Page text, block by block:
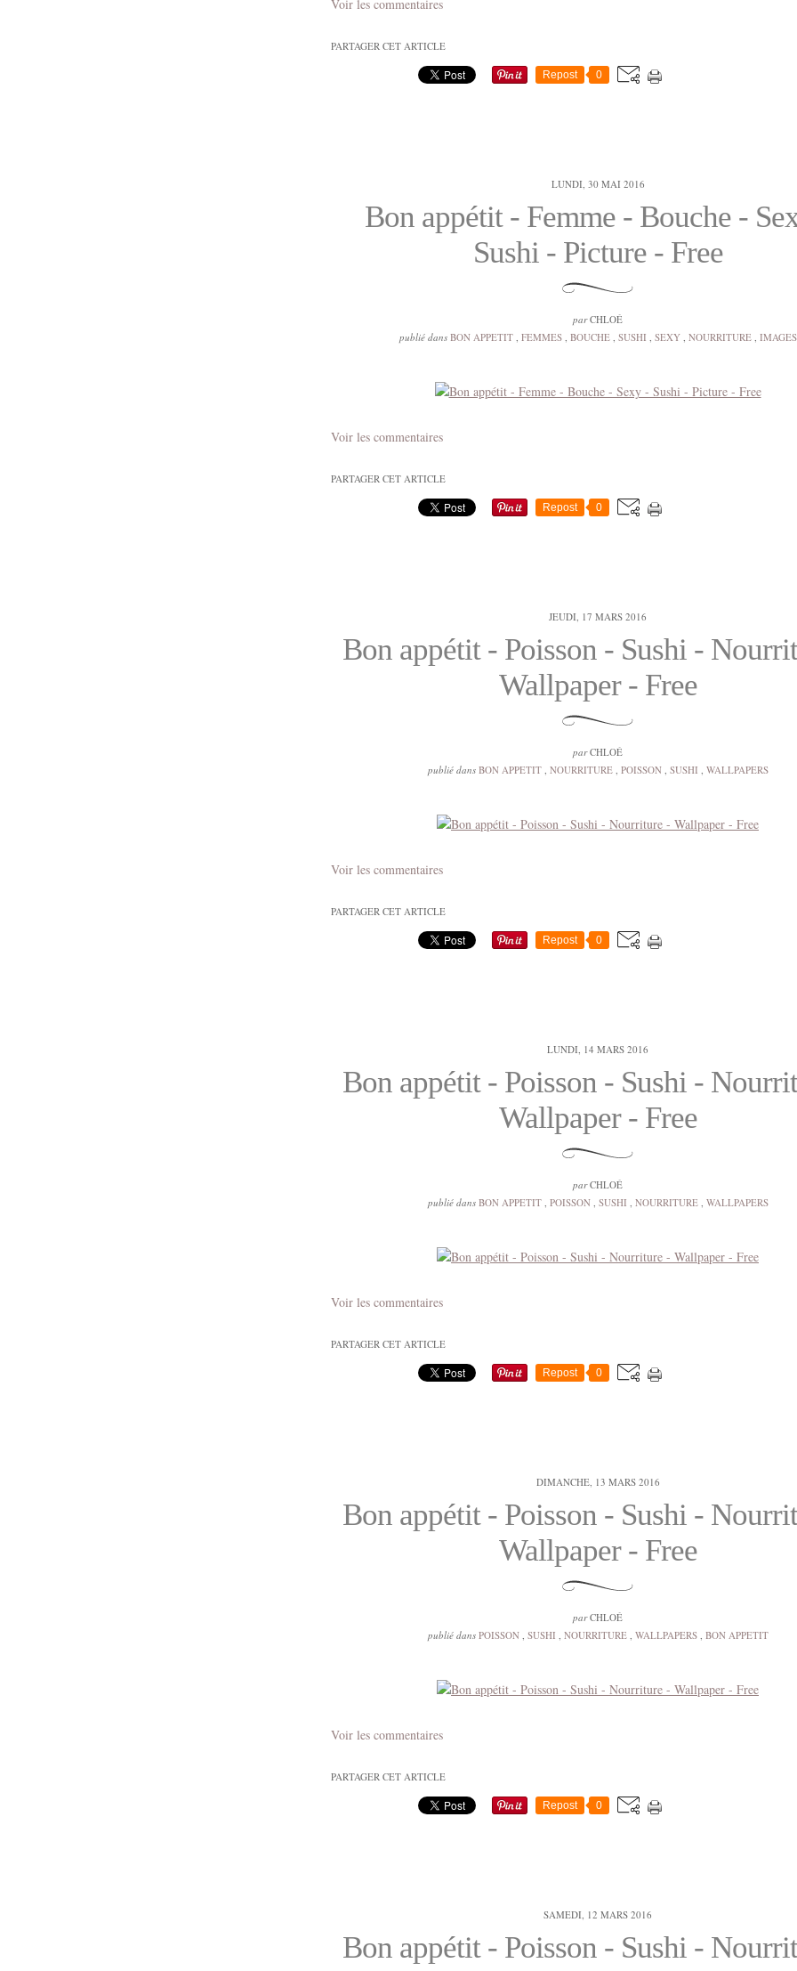
Voir les commentaires
PARTAGER CET ARTICLE
Repost 0
LUNDI, 30 MAI 2016
Bon appétit - Femme - Bouche -
Sushi - Picture - Free
parCHLOÉ
publié dans BON APPETIT, FEMMES, BOUCHE, SUSHI , SEXY, NOURRITURE, IMAGES
Voir les commentaires
PARTAGER CET ARTICLE
Repost 0
JEUDI, 17 MARS 2016
Bon appétit - Poisson - Sushi -
Wallpaper - Free
parCHLOÉ
publié dans BON APPETIT, NOURRITURE, POISSON, SUSHI , WALLPAPERS
Voir les commentaires
PARTAGER CET ARTICLE
Repost 0
LUNDI, 14 MARS 2016
Bon appétit - Poisson - Sushi -
Wallpaper - Free
parCHLOÉ
publié dans BON APPETIT, POISSON, SUSHI , NOURRITURE, WALLPAPERS
Voir les commentaires
PARTAGER CET ARTICLE
Repost 0
DIMANCHE, 13 MARS 2016
Bon appétit - Poisson - Sushi -
Wallpaper - Free
parCHLOÉ
publié dans POISSON, SUSHI , NOURRITURE, WALLPAPERS, BON APPETIT
Voir les commentaires
PARTAGER CET ARTICLE
Repost 0
SAMEDI, 12 MARS 2016
Bon appétit - Poisson - Sushi -